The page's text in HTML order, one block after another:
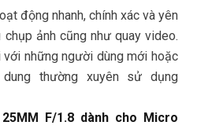
động nhanh, chính xác và yên
ảnh cũng như quay video.
những người dùng mới hoặc
thường xuyên sử dụng
F/1.8 dành cho Micro